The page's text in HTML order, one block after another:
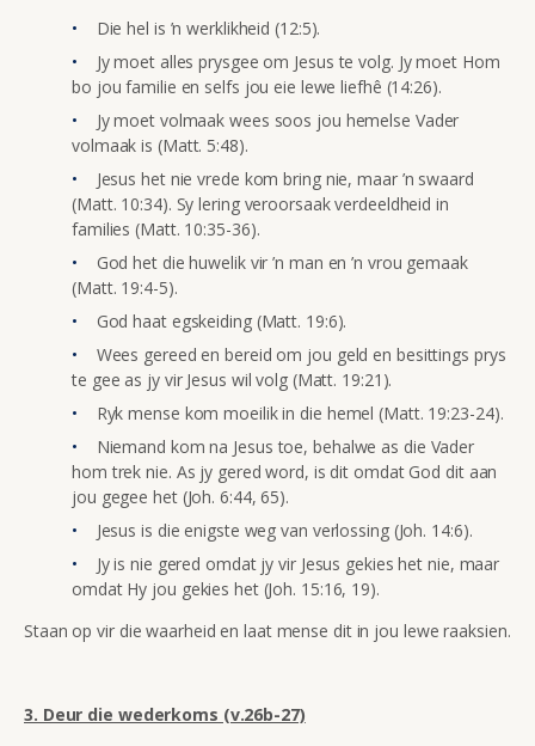
Die hel is ’n werklikheid (12:5).
Jy moet alles prysgee om Jesus te volg. Jy moet Hom
bo jou familie en selfs jou eie lewe liefhê (14:26).
Jy moet volmaak wees soos jou hemelse Vader
volmaak is (Matt. 5:48).
Jesus het nie vrede kom bring nie, maar ’n swaard
(Matt. 10:34). Sy lering veroorsaak verdeeldheid in
families (Matt. 10:35-36).
God het die huwelik vir ’n man en ’n vrou gemaak
(Matt. 19:4-5).
God haat egskeiding (Matt. 19:6).
Wees gereed en bereid om jou geld en besittings prys
te gee as jy vir Jesus wil volg (Matt. 19:21).
Ryk mense kom moeilik in die hemel (Matt. 19:23-24).
Niemand kom na Jesus toe, behalwe as die Vader
hom trek nie. As jy gered word, is dit omdat God dit aan
jou gegee het (Joh. 6:44, 65).
Jesus is die enigste weg van verlossing (Joh. 14:6).
Jy is nie gered omdat jy vir Jesus gekies het nie, maar
omdat Hy jou gekies het (Joh. 15:16, 19).
Staan op vir die waarheid en laat mense dit in jou lewe raaksien.
3. Deur die wederkoms (v.26b-27)